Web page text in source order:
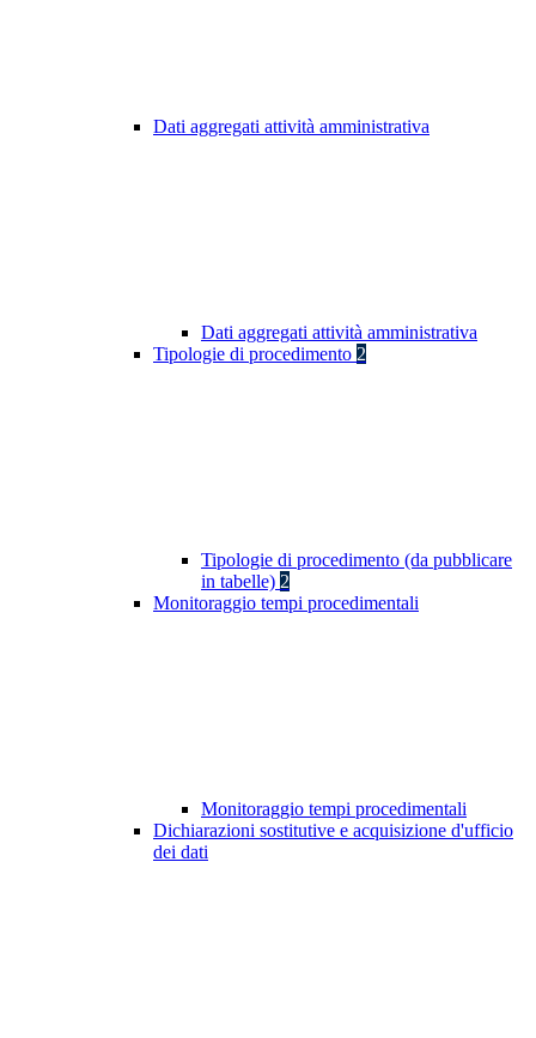
Dati aggregati attività amministrativa
Dati aggregati attività amministrativa
Tipologie di procedimento 2
Tipologie di procedimento (da pubblicare
in tabelle) 2
Monitoraggio tempi procedimentali
Monitoraggio tempi procedimentali
Dichiarazioni sostitutive e acquisizione d'ufficio
dei dati